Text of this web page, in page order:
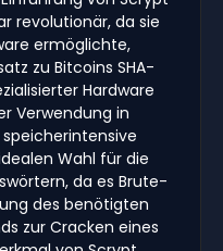
revolutionär, da sie
ermöglichte,
zu Bitcoins SHA-
Hardware
Verwendung in
Wahl für die
da es Brute-
des benötigten
zur Cracken eines